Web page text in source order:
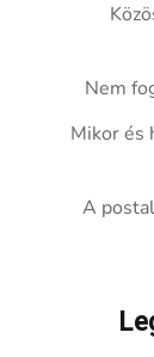
Nem
Mikor és
A